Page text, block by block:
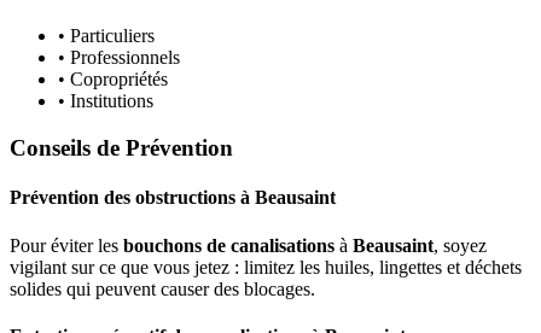
• Particuliers
• Professionnels
• Copropriétés
• Institutions
Conseils de Prévention
Prévention des obstructions à Beausaint
Pour éviter les bouchons de canalisations à Beausaint, soyez
vigilant sur ce que vous jetez : limitez les huiles, lingettes et déchets
solides qui peuvent causer des blocages.